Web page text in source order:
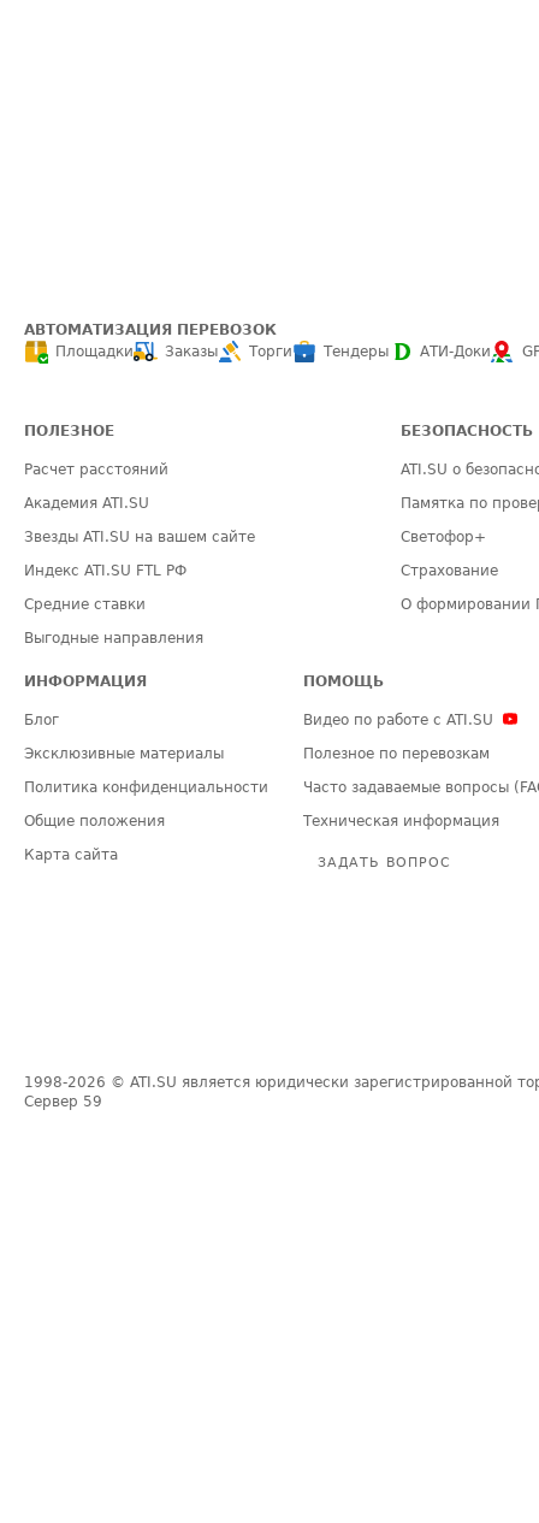
АВТОМАТИЗАЦИЯ ПЕРЕВОЗОК
Площадки
Заказы Торги Тендеры АТИ-Доки
ПОЛЕЗНОЕ
Расчет расстояний
Академия ATI.SU
Звезды ATI.SU на вашем сайте
Индекс ATI.SU FTL РФ
Средние ставки
Выгодные направления
БЕЗОПАСНОСТЬ
ATI.SU о
Памятка по
Светофор+
Страхование
О формировании
ИНФОРМАЦИЯ
Блог
Эксклюзивные материалы
Политика конфиденциальности
Общие положения
Карта сайта
ПОМОЩЬ
Видео по работе с ATI.SU
Полезное по перевозкам
Часто задаваемые вопросы
Техническая информация
ЗАДАТЬ ВОПРОС
1998-2026 © ATI.SU является юридически зарегистрированной
Сервер 59